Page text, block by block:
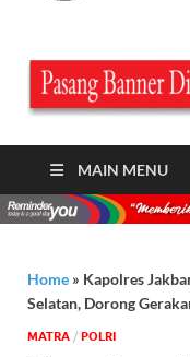
MAIN MENU
Home » Kapolres
Selatan, Dorong
MATRA / POLRI